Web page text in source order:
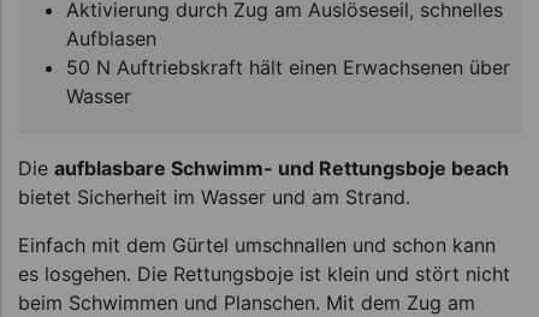
Aktivierung durch Zug am Auslöseseil, schnelles
Aufblasen
50 N Auftriebskraft hält einen Erwachsenen über
Wasser
Die aufblasbare Schwimm- und Rettungsboje beach
bietet Sicherheit im Wasser und am Strand.
Einfach mit dem Gürtel umschnallen und schon kann
es losgehen. Die Rettungsboje ist klein und stört nicht
beim Schwimmen und Planschen. Mit dem Zug am